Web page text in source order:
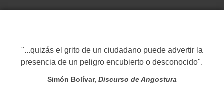
"...quizás el grito de un ciudadano puede advertir la
presencia de un peligro encubierto o desconocido".
Simón Bolívar, Discurso de Angostura